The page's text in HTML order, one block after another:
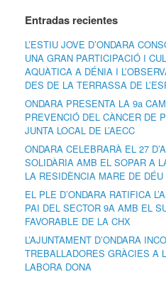
Entradas recientes
L’ESTIU JOVE D’ONDARA
UNA GRAN PARTICIPACIÓ I
AQUÀTICA A DÉNIA I
DES DE LA TERRASSA DE
ONDARA PRESENTA LA 9a
PREVENCIÓ DEL CÀNCER DE
JUNTA LOCAL DE L’AECC
ONDARA CELEBRARÀ EL 27
SOLIDÀRIA AMB EL SOPAR A
LA RESIDÈNCIA MARE DE
EL PLE D’ONDARA RATIFICA
PAI DEL SECTOR 9A AMB EL
FAVORABLE DE LA CHX
L’AJUNTAMENT D’ONDARA
TREBALLADORES GRÀCIES A
LABORA DONA